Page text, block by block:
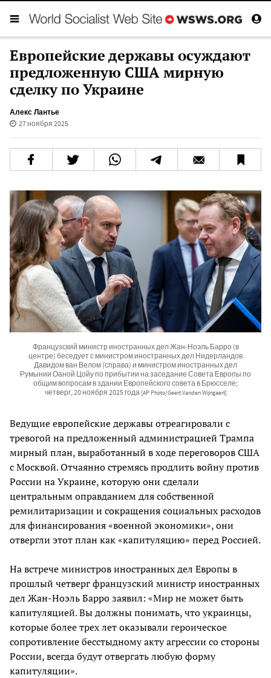
Европейские державы осуждают
предложенную США мирную
сделку по Украине
Алекс Лантье
27 ноября 2025
Французский министр иностранных дел Жан-Ноэль Барро (в
центре) беседует с министром иностранных дел Нидерландов
Давидом ван Велом (справа) и министром иностранных дел
Румынии Оаной Цойу по прибытии на заседание Совета Европы по
общим вопросам в здании Европейского совета в Брюсселе;
четверг, 20 ноября 2025 года [AP Photo/Geert Vanden Wijngaert]
Ведущие европейские державы отреагировали с
тревогой на предложенный администрацией Трампа
мирный план, выработанный в ходе переговоров США
с Москвой. Отчаянно стремясь продлить войну против
России на Украине, которую они сделали
центральным оправданием для собственной
ремилитаризации и сокращения социальных расходов
для финансирования «военной экономики», они
отвергли этот план как «капитуляцию» перед Россией.
На встрече министров иностранных дел Европы в
прошлый четверг французский министр иностранных
дел Жан-Ноэль Барро заявил: «Мир не может быть
капитуляцией. Вы должны понимать, что украинцы,
которые более трех лет оказывали героическое
сопротивление бесстыдному акту агрессии со стороны
России, всегда будут отвергать любую форму
капитуляции».